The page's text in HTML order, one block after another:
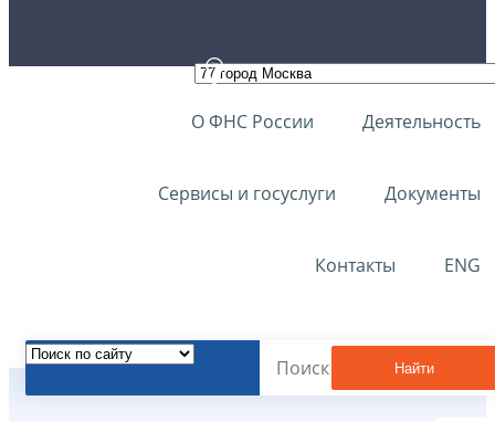
О ФНС России Деятельность
Сервисы и госуслуги Документы
Контакты ENG
Найти